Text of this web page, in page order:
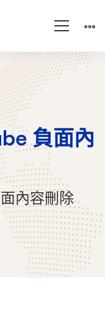
負面內
內容刪除